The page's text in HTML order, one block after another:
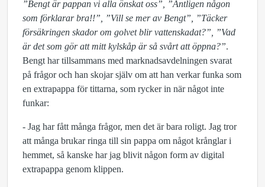
”Bengt är pappan vi alla önskat oss”, ”Äntligen någon
som förklarar bra!!”, ”Vill se mer av Bengt”, ”Täcker
försäkringen skador om golvet blir vattenskadat?”, ”Vad
är det som gör att mitt kylskåp är så svårt att öppna?”.
Bengt har tillsammans med marknadsavdelningen svarat
på frågor och han skojar själv om att han verkar funka som
en extrapappa för tittarna, som rycker in när något inte
funkar:
- Jag har fått många frågor, men det är bara roligt. Jag tror
att många brukar ringa till sin pappa om något krånglar i
hemmet, så kanske har jag blivit någon form av digital
extrapappa genom klippen.